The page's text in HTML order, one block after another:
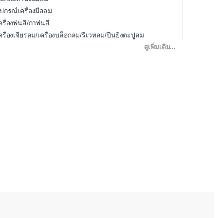
กรณ์เครื่องมือลม
รื่องพ่นสี/กาพ่นสี
รื่องเจียรลม/เครื่องบล็อกลม/รีเวทลม/ปืนยิงตะปูลม
ดูเพิ่มเติม...